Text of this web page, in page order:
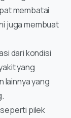
membatai
juga membuat
dari kondisi
yang
lainnya yang
pilek